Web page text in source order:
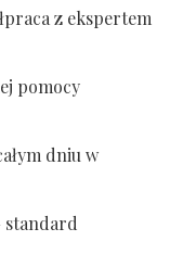
z ekspertem
pomocy
dniu w
standard